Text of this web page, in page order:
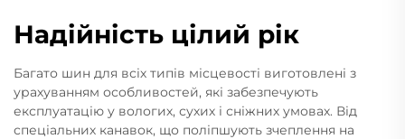
Надійність цілий рік
Багато шин для всіх типів місцевості виготовлені з
урахуванням особливостей, які забезпечують
експлуатацію у вологих, сухих і сніжних умовах. Від
спеціальних канавок, що поліпшують зчеплення на